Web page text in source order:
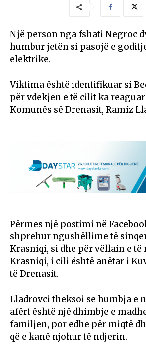
Një person nga fshati Negroc
humbur jetën si pasojë e
elektrike.
Viktima është identifikuar si
për vdekjen e të cilit ka
Komunës së Drenasit, Ramiz
Përmes një postimi në
shprehur ngushëllime të
Krasniqi, si dhe për vëllain e të
Krasniqi, i cili është anëtar i
të Drenasit.
Lladrovci theksoi se humbja e
afërt është një dhimbje e
familjen, por edhe për miqtë
që e kanë njohur të ndjerin.